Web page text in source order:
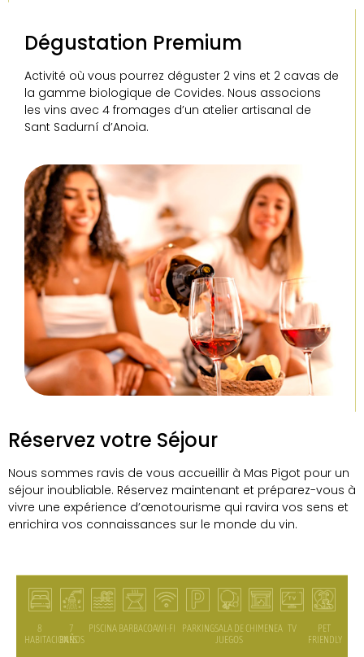
Dégustation Premium
Activité où vous pourrez déguster 2 vins et 2 cavas de
la gamme biologique de Covides. Nous associons
les vins avec 4 fromages d’un atelier artisanal de
Sant Sadurní d’Anoia.
Réservez votre Séjour
Nous sommes ravis de vous accueillir à Mas Pigot pour un
séjour inoubliable. Réservez maintenant et préparez-vous à
vivre une expérience d’œnotourisme qui ravira vos sens et
enrichira vos connaissances sur le monde du vin.
8
HABITACIONES
7
BAÑOS
PISCINA BARBACOAWI-FI PARKINGSALA DE
JUEGOS
CHIMENEA TV
PET
FRIENDLY